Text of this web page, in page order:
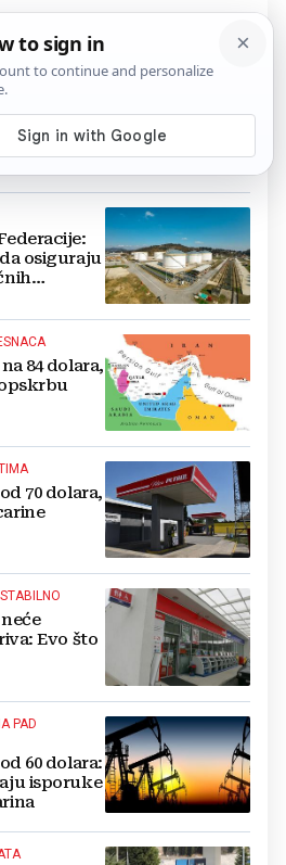
(37 članaka)
osiguraju
84 dolara,
70 dolara,
Evo što
PAD
60 dolara:
isporuke